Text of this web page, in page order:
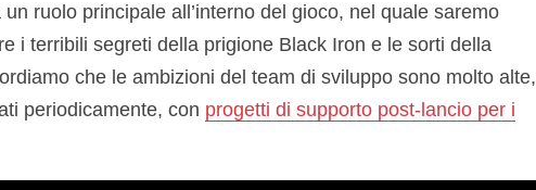
ruolo principale all’interno del gioco, nel quale saremo
i terribili segreti della prigione Black Iron e le sorti della
che le ambizioni del team di sviluppo sono molto alte,
periodicamente, con progetti di supporto post-lancio per i